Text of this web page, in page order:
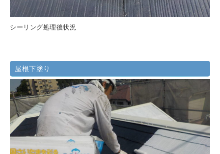
シーリング処理後状況
屋根下塗り